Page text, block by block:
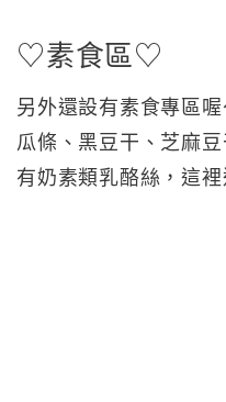
♡素食區♡
另外還設有素食專區
瓜條、黑豆干、芝麻
有奶素類乳酪絲，這裡